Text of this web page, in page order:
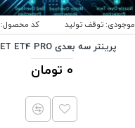
موجودی:توقف تولید کد محصول:
پرینتر سه بعدی ANET ET4 PRO
0 تومان